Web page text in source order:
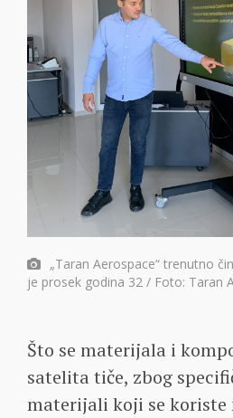
„Taran Aerospace“ trenutno
je prosek godina 32 / Foto: Taran
Što se materijala i
satelita tiče, zbog
materijali koji se koriste